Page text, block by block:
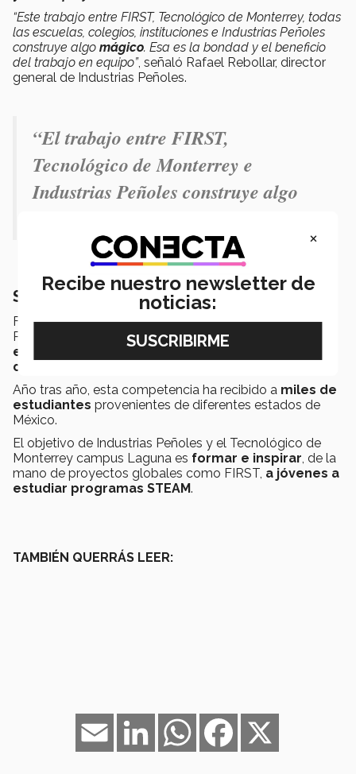
“Este trabajo entre FIRST, Tecnológico de Monterrey, todas
las escuelas, colegios, instituciones e Industrias Peñoles
construye algo mágico. Esa es la bondad y el beneficio
del trabajo en equipo”, señaló Rafael Rebollar, director
general de Industrias Peñoles.
“El trabajo entre FIRST,
Tecnológico de Monterrey e
Industrias Peñoles construye algo
Sobre FIRST Regional Laguna 2026
FIRST Regional Laguna patrocinado por Industrias
Peñoles es un
evento de robótica que se celebra
en el Tecnológico de Monterrey campus Laguna
desde 2017
Año tras año, esta competencia ha recibido a miles de
estudiantes provenientes de diferentes estados de
México.
El objetivo de Industrias Peñoles y el Tecnológico de
Monterrey campus Laguna es formar e inspirar, de la
mano de proyectos globales como FIRST, a jóvenes a
estudiar programas STEAM.
TAMBIÉN QUERRÁS LEER:
Facebook
WhatsApp
LinkedIn
Email
×
Recibe nuestro newsletter de
noticias: